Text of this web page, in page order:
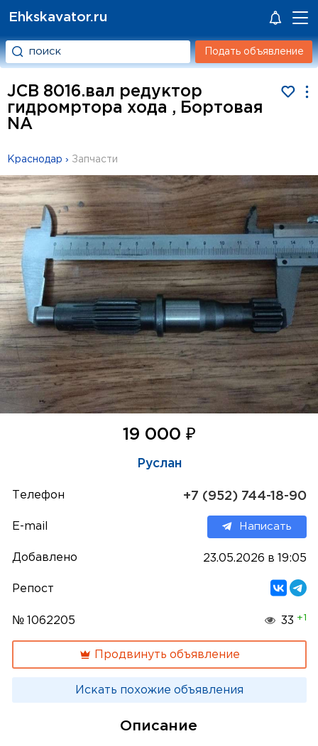
Ehkskavator.ru
Подать объявление
JCB 8016.вал редуктор
гидромртора хода , Бортовая
NA
Краснодар › Запчасти
19 000 ₽
Руслан
Телефон +7 (952) 744-18-90
E-mail Написать
Добавлено 23.05.2026 в 19:05
Репост
№ 1062205 33 +1
Продвинуть объявление
Искать похожие объявления
Описание